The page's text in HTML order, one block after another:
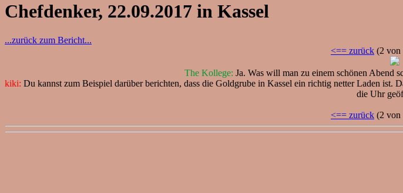
Chefdenker, 22.09.2017 in Kassel
...zurück zum Bericht...
<== zurück (2 von
The Kollege: Ja. Was will man zu einem schönen Abend
kiki: Du kannst zum Beispiel darüber berichten, dass die Goldgrube in Kassel ein richtig netter Laden ist.
die Uhr
<== zurück (2 von